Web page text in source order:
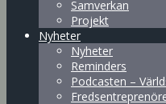
Samverkan
Projekt
Nyheter
Nyheter
Reminders
Podcasten –